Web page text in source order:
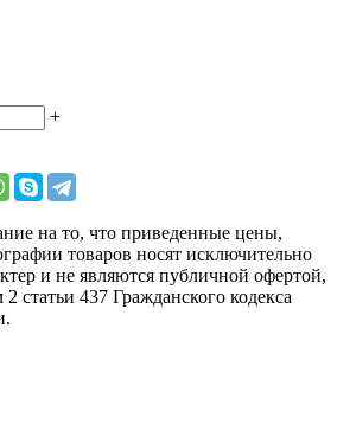
+
на то, что приведенные цены,
товаров носят исключительно
и не являются публичной офертой,
статьи 437 Гражданского кодекса